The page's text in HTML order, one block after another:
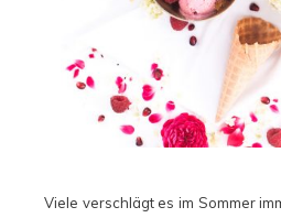
Viele verschlägt es im Sommer